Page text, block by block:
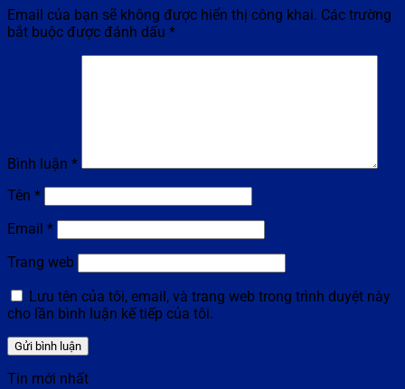
Email của bạn sẽ không được hiển thị công khai. Các trường
bắt buộc được đánh dấu *
Bình luận *
Tên *
Email *
Trang web
Lưu tên của tôi, email, và trang web trong trình duyệt này
cho lần bình luận kế tiếp của tôi.
Tin mới nhất